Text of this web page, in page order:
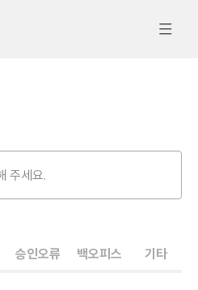
승인오류 백오피스 기타